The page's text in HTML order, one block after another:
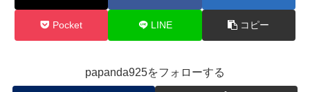
Pocket LINE コピー
papanda925をフォローする